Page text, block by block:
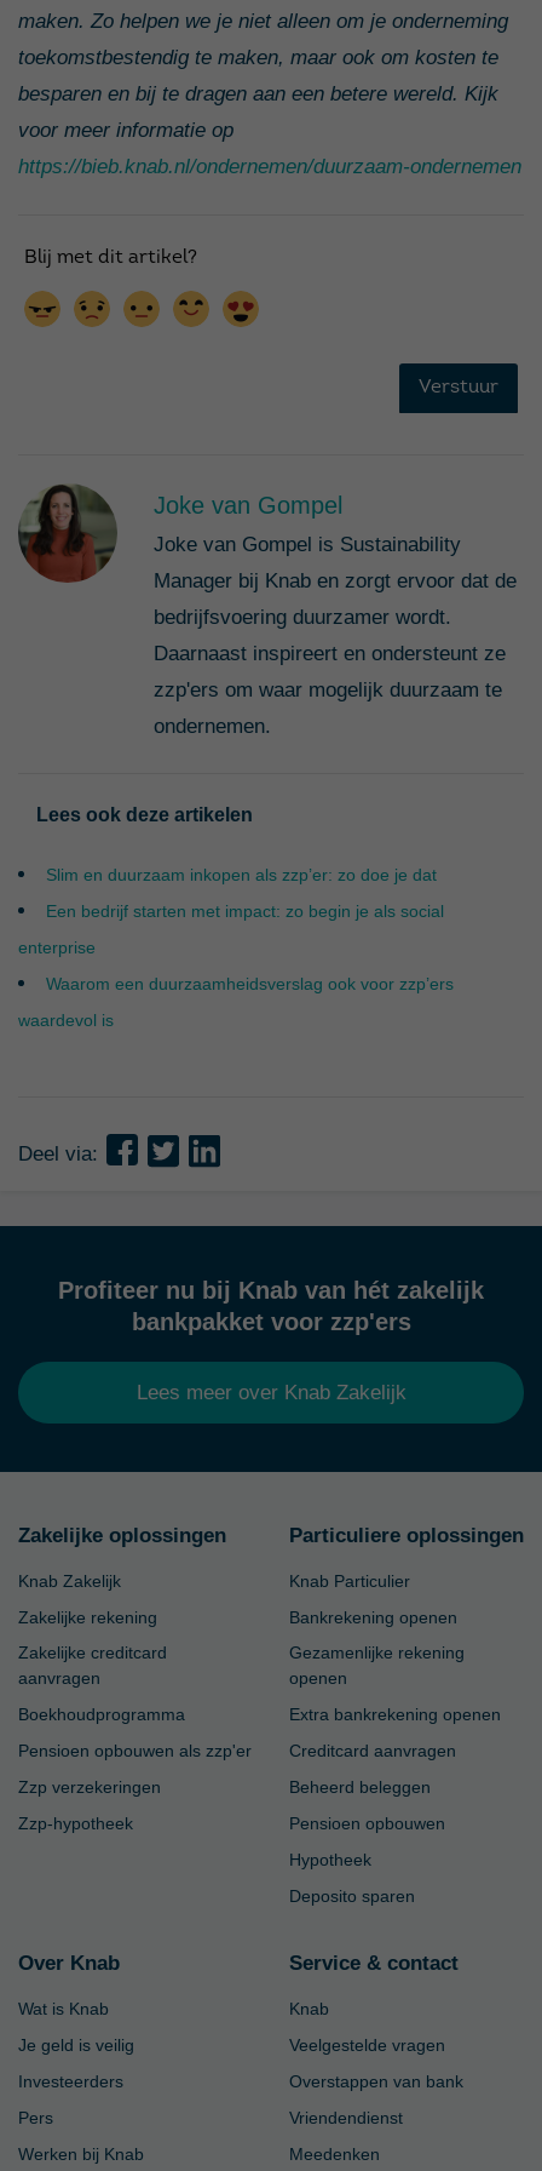
maken. Zo helpen we je niet alleen om je onderneming
toekomstbestendig te maken, maar ook om kosten te
besparen en bij te dragen aan een betere wereld. Kijk
voor meer informatie op
https://bieb.knab.nl/ondernemen/duurzaam-ondernemen
Joke van Gompel
Joke van Gompel is Sustainability
Manager bij Knab en zorgt ervoor dat de
bedrijfsvoering duurzamer wordt.
Daarnaast inspireert en ondersteunt ze
zzp'ers om waar mogelijk duurzaam te
ondernemen.
Lees ook deze artikelen
Slim en duurzaam inkopen als zzp’er: zo doe je dat
Een bedrijf starten met impact: zo begin je als social
enterprise
Waarom een duurzaamheidsverslag ook voor zzp’ers
waardevol is
Deel via:
Profiteer nu bij Knab van hét zakelijk
bankpakket voor zzp'ers
Lees meer over Knab Zakelijk
Zakelijke oplossingen
Knab Zakelijk
Zakelijke rekening
Zakelijke creditcard
aanvragen
Boekhoudprogramma
Pensioen opbouwen als zzp'er
Zzp verzekeringen
Zzp-hypotheek
Particuliere oplossingen
Knab Particulier
Bankrekening openen
Gezamenlijke rekening
openen
Extra bankrekening openen
Creditcard aanvragen
Beheerd beleggen
Pensioen opbouwen
Hypotheek
Deposito sparen
Over Knab
Wat is Knab
Je geld is veilig
Investeerders
Pers
Werken bij Knab
Service & contact
Knab
Veelgestelde vragen
Overstappen van bank
Vriendendienst
Meedenken